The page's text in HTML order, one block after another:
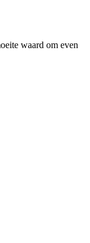
waard om even